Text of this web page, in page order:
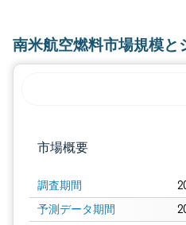
南米航空燃料市場規模と
市場概要
調査期間
予測データ期間